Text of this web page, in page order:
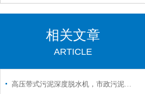
相关文章
ARTICLE
高压带式污泥深度脱水机，市政污泥脱水更高效